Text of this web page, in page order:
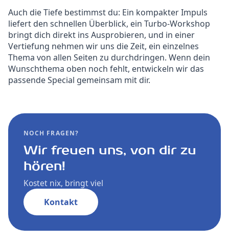
Auch die Tiefe bestimmst du: Ein kompakter Impuls
liefert den schnellen Überblick, ein Turbo-Workshop
bringt dich direkt ins Ausprobieren, und in einer
Vertiefung nehmen wir uns die Zeit, ein einzelnes
Thema von allen Seiten zu durchdringen. Wenn dein
Wunschthema oben noch fehlt, entwickeln wir das
passende Special gemeinsam mit dir.
NOCH FRAGEN?
Wir freuen uns, von dir zu
hören!
Kostet nix, bringt viel
Kontakt